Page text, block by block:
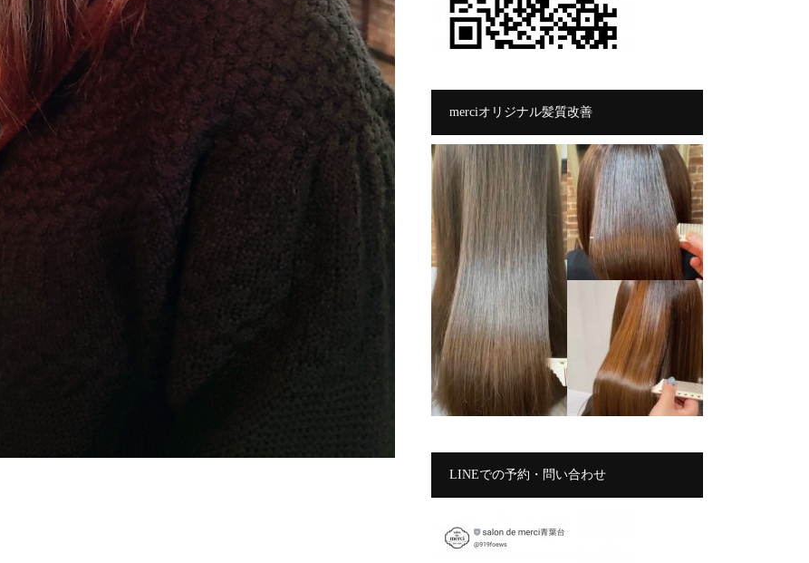
merciオリジナル髪質改善
LINEでの予約・問い合わせ